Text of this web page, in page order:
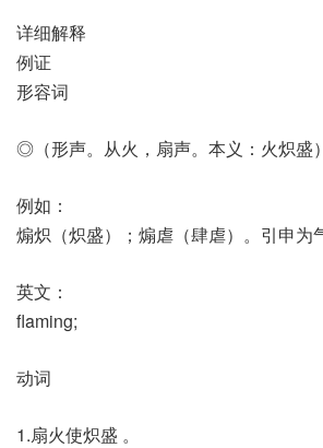
详细解释
例证
形容词
◎（形声。从火，扇声。本义：火炽盛
例如：
煽炽（炽盛）；煽虐（肆虐）。引申为
英文：
flaming;
动词
1.扇火使炽盛 。